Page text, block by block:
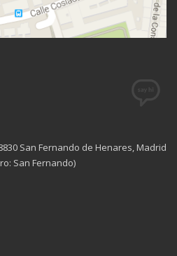
San Fernando de Henares, Madrid
San Fernando)